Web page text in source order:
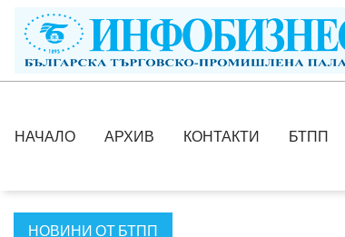
НАЧАЛО АРХИВ КОНТАКТИ БТПП
НОВИНИ ОТ БТПП